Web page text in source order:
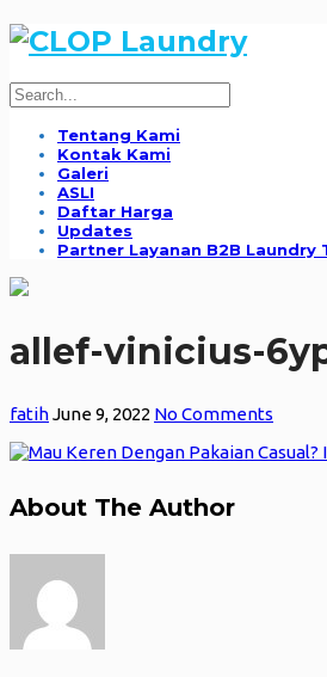
Tentang Kami
Kontak Kami
Galeri
ASLI
Daftar Harga
Updates
Partner Layanan B2B Laundry
allef-vinicius-
fatihJune 9, 2022 No Comments
About The Author